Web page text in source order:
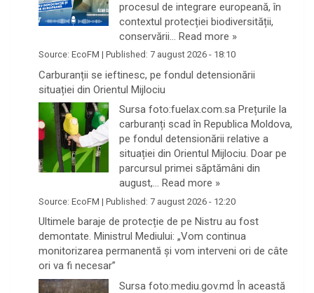
procesul de integrare europeană, în
contextul protecției biodiversității,
conservării… Read more »
Source: EcoFM | Published: 7 august 2026 - 18:10
Carburanții se ieftinesc, pe fondul detensionării
situației din Orientul Mijlociu
Sursa foto:fuelax.com.sa Prețurile la
carburanți scad în Republica Moldova,
pe fondul detensionării relative a
situației din Orientul Mijlociu. Doar pe
parcursul primei săptămâni din
august,… Read more »
Source: EcoFM | Published: 7 august 2026 - 12:20
Ultimele baraje de protecție de pe Nistru au fost
demontate. Ministrul Mediului: „Vom continua
monitorizarea permanentă și vom interveni ori de câte
ori va fi necesar”
Sursa foto:mediu.gov.md În această